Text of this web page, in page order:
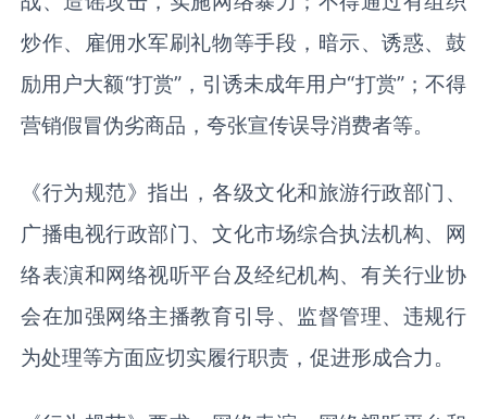
炒作、雇佣水军刷礼物等手段，暗示、诱惑、鼓
励用户大额“打赏”，引诱未成年用户“打赏”；不得
营销假冒伪劣商品，夸张宣传误导消费者等。
《行为规范》指出，各级文化和旅游行政部门、
广播电视行政部门、文化市场综合执法机构、网
络表演和网络视听平台及经纪机构、有关行业协
会在加强网络主播教育引导、监督管理、违规行
为处理等方面应切实履行职责，促进形成合力。